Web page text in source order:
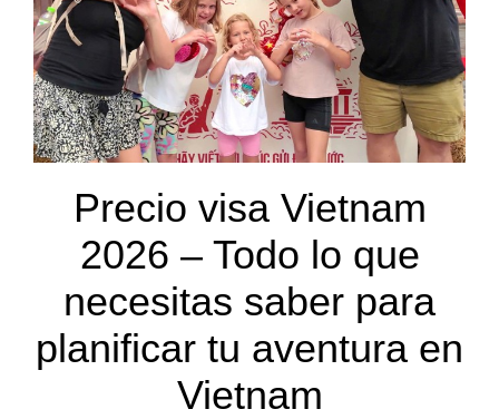
Precio visa Vietnam
2026 – Todo lo que
necesitas saber para
planificar tu aventura en
Vietnam